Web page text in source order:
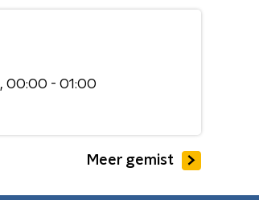
00:00 - 01:00
Meer gemist